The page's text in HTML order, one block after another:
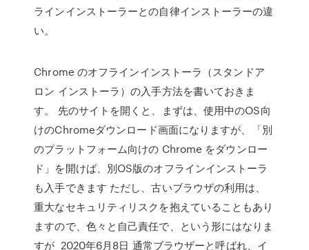
ラインインストーラーとの自律インストーラーの違
い。
Chrome のオフラインインストーラ（スタンドア
ロン インストーラ）の入手方法を書いておきま
す。 先のサイトを開くと、まずは、使用中のOS向
けのChromeダウンロード画面になりますが、「別
のプラットフォーム向けの Chrome をダウンロー
ド」を開けば、別OS版のオフラインインストーラ
も入手できます ただし、古いブラウザの利用は、
重大なセキュリティリスクを抱えていることもあり
ますので、色々と自己責任で、という形にはなりま
すが 2020年6月8日 通常ブラウザーと呼ばれ、イ